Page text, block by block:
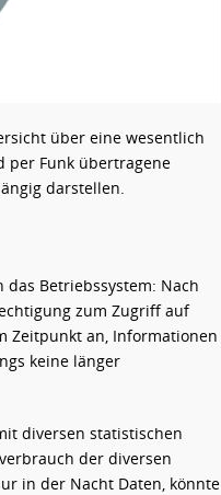
über eine wesentlich
per Funk übertragene
darstellen.
Betriebssystem: Nach
zum Zugriff auf
Zeitpunkt an, Informationen
keine länger
diversen statistischen
der diversen
in der Nacht Daten, könnte